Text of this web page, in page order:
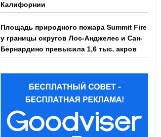
Калифорнии
Площадь природного пожара Summit Fire
у границы округов Лос-Анджелес и Сан-
Бернардино превысила 1,6 тыс. акров